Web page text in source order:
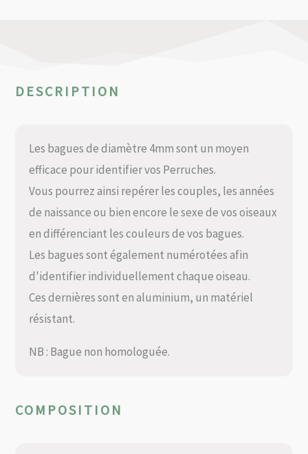
DESCRIPTION
Les bagues de diamètre 4mm sont un moyen
efficace pour identifier vos Perruches.
Vous pourrez ainsi repérer les couples, les années
de naissance ou bien encore le sexe de vos oiseaux
en différenciant les couleurs de vos bagues.
Les bagues sont également numérotées afin
d'identifier individuellement chaque oiseau.
Ces dernières sont en aluminium, un matériel
résistant.
NB : Bague non homologuée.
COMPOSITION